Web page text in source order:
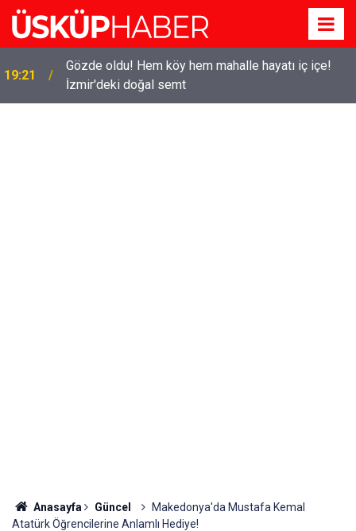
19:21
Gözde oldu! Hem köy hem mahalle hayatı iç içe!
İzmir'deki doğal semt
Anasayfa Güncel
Makedonya'da Mustafa Kemal
Atatürk Öğrencilerine Anlamlı Hediye!